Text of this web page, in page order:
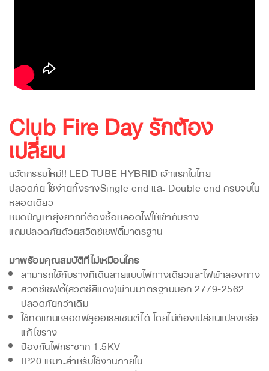
Club Fire Day รักต้อง
เปลี่ยน
นวัตกรรมใหม่!! LED TUBE HYBRID เจ้าแรกในไทย
ปลอดภัย ใช้ง่ายทั้งรางSingle end และ Double end ครบจบใน
หลอดเดียว
หมดปัญหายุ่งยากที่ต้องซื้อหลอดไฟให้เข้ากับราง
แถมปลอดภัยด้วยสวิตช์เซฟตี้มาตรฐาน
มาพร้อมคุณสมบัติที่ไม่เหมือนใคร
สามารถใช้กับรางที่เดินสายแบบไฟทางเดียวและไฟเข้าสองทาง
สวิตช์เซฟตี้(สวิตช์สีแดง)ผ่านมาตรฐานมอก.2779-2562
ปลอดภัยกว่าเดิม
ใช้ทดแทนหลอดฟลูออเรสเซนต์ได้ โดยไม่ต้องเปลี่ยนแปลงหรือ
แก้ไขราง
ป้องกันไฟกระชาก 1.5KV
IP20 เหมาะสำหรับใช้งานภายใน